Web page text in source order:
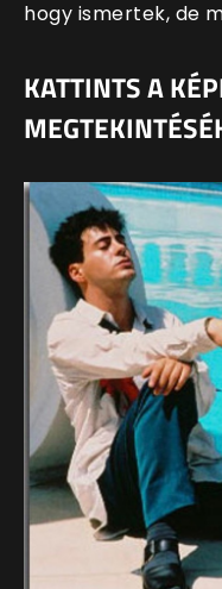
hogy ismertek, de
KATTINTS A